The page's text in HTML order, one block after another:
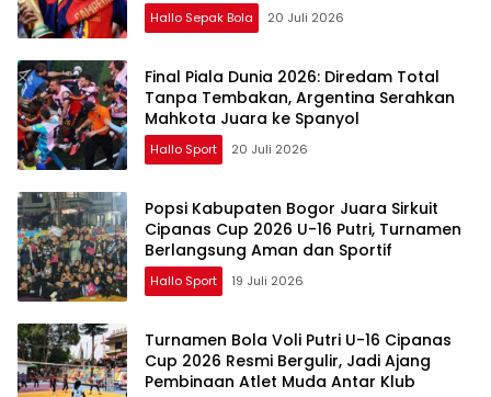
Hallo Sepak Bola 20 Juli 2026
Final Piala Dunia 2026: Diredam Total
Tanpa Tembakan, Argentina Serahkan
Mahkota Juara ke Spanyol
Hallo Sport 20 Juli 2026
Popsi Kabupaten Bogor Juara Sirkuit
Cipanas Cup 2026 U-16 Putri, Turnamen
Berlangsung Aman dan Sportif
Hallo Sport 19 Juli 2026
Turnamen Bola Voli Putri U-16 Cipanas
Cup 2026 Resmi Bergulir, Jadi Ajang
Pembinaan Atlet Muda Antar Klub